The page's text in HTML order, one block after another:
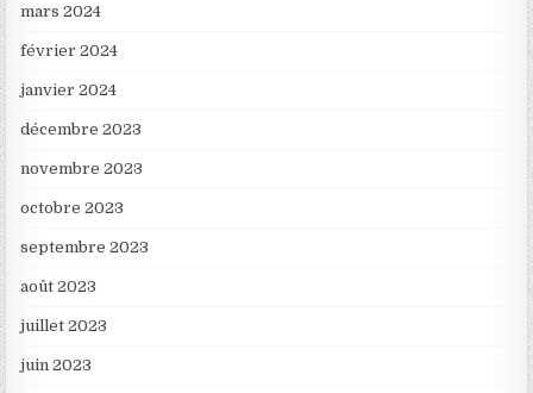
mars 2024
février 2024
janvier 2024
décembre 2023
novembre 2023
octobre 2023
septembre 2023
août 2023
juillet 2023
juin 2023